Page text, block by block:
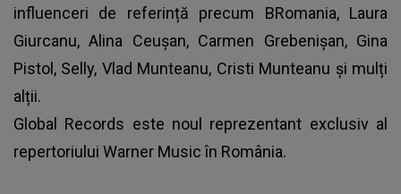
influenceri de referință precum BRomania, Laura
Giurcanu, Alina Ceușan, Carmen Grebenișan, Gina
Pistol, Selly, Vlad Munteanu, Cristi Munteanu și mulți
alții.
Global Records este noul reprezentant exclusiv al
repertoriului Warner Music în România.